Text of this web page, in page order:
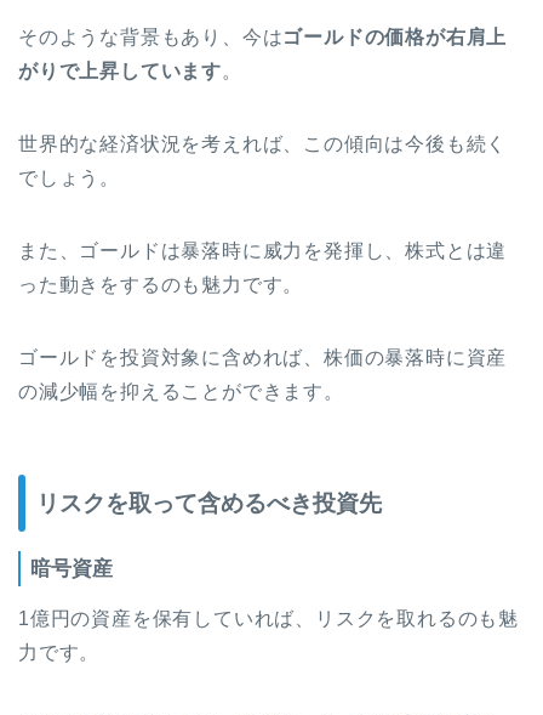
そのような背景もあり、今はゴールドの価格が右肩上
がりで上昇しています。
世界的な経済状況を考えれば、この傾向は今後も続く
でしょう。
また、ゴールドは暴落時に威力を発揮し、株式とは違
った動きをするのも魅力です。
ゴールドを投資対象に含めれば、株価の暴落時に資産
の減少幅を抑えることができます。
リスクを取って含めるべき投資先
暗号資産
1億円の資産を保有していれば、リスクを取れるのも魅
力です。